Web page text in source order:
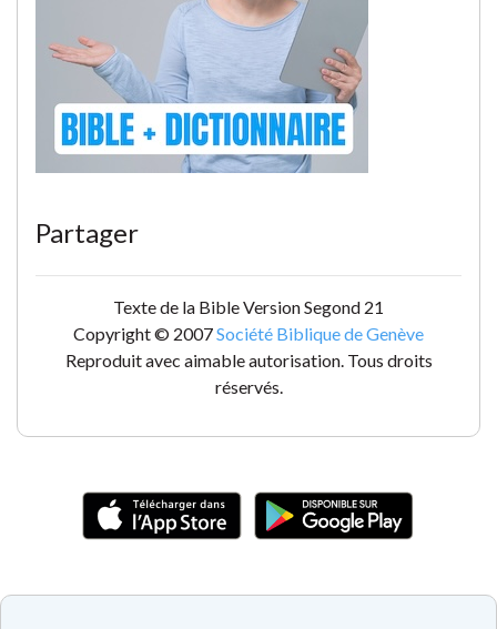
Partager
Texte de la Bible Version Segond 21
Copyright © 2007Société Biblique de Genève
Reproduit avec aimable autorisation. Tous droits
réservés.